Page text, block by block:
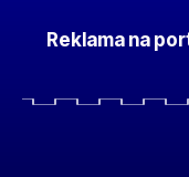
Reklama na